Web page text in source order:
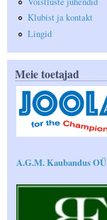
Klubist ja kontakt
Lingid
Meie toetajad
A.G.M. Kaubandus OÜ